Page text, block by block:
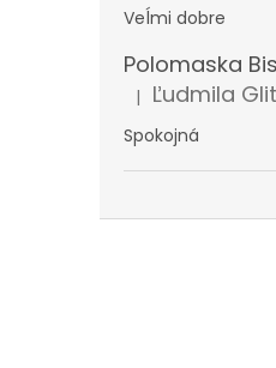
Veĺmi dobre
Hodnotenie
| Ľudmila
Spokojná